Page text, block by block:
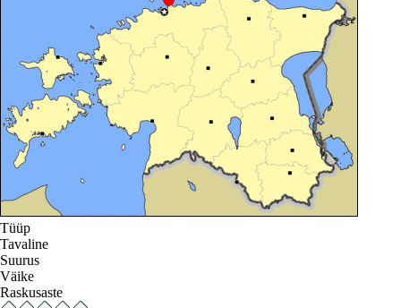
Tüüp
Tavaline
Suurus
Väike
Raskusaste